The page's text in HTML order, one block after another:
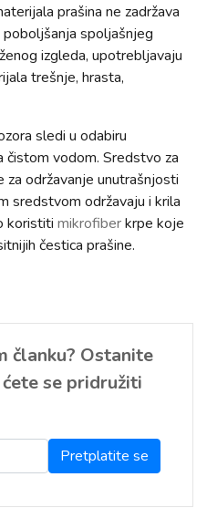
prašina ne zadržava
spoljašnjeg
izgleda, upotrebljavaju
trešnje, hrasta,
sledi u odabiru
čistom vodom. Sredstvo za
održavanje unutrašnjosti
sredstvom održavaju i krila
koristiti mikrofiberkrpe koje
čestica prašine.
članku? Ostanite
se pridružiti